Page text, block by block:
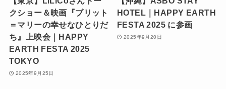
クショー＆映画『ブリット
＝マリーの幸せなひとりだ
ち』上映会｜HAPPY
EARTH FESTA 2025
TOKYO
2025年9月25日
HOTEL｜HAPPY EARTH
FESTA 2025 に参画
2025年9月20日